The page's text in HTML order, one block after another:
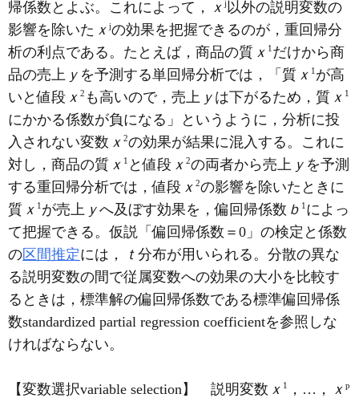
帰係数とよぶ。これによって，
ｘj 以外の説明変数の
影響を除いた ｘjの効果を把握できるのが，重回帰分
析の利点である。たとえば，商品の質 ｘ 1 だけから商
品の売上 ｙ を予測する単回帰分析では，「質 ｘ 1 が高
いと値段 ｘ 2 も高いので，売上 ｙ は下がるため，質 ｘ 1
にかかる係数が負になる」というように，分析に投
入されない変数 ｘ 2の効果が結果に混入する。これに
対し，商品の質 ｘ 1 と値段 ｘ 2の両者から売上 ｙ を予測
する重回帰分析では，値段 ｘ 2の影響を除いたときに
質 ｘ 1 が売上 ｙへ及ぼす効果を，偏回帰係数 ｂ 1 によっ
て把握できる。仮説「偏回帰係数＝0」の検定と係数
の区間推定には， ｔ 分布が用いられる。分散の異な
る説明変数の間で従属変数への効果の大小を比較す
るときは，標準解の偏回帰係数である標準偏回帰係
数standardized partial regression coefficientを参照しな
ければならない。
【変数選択variable selection】 説明変数 ｘ 1 ，…， ｘ p